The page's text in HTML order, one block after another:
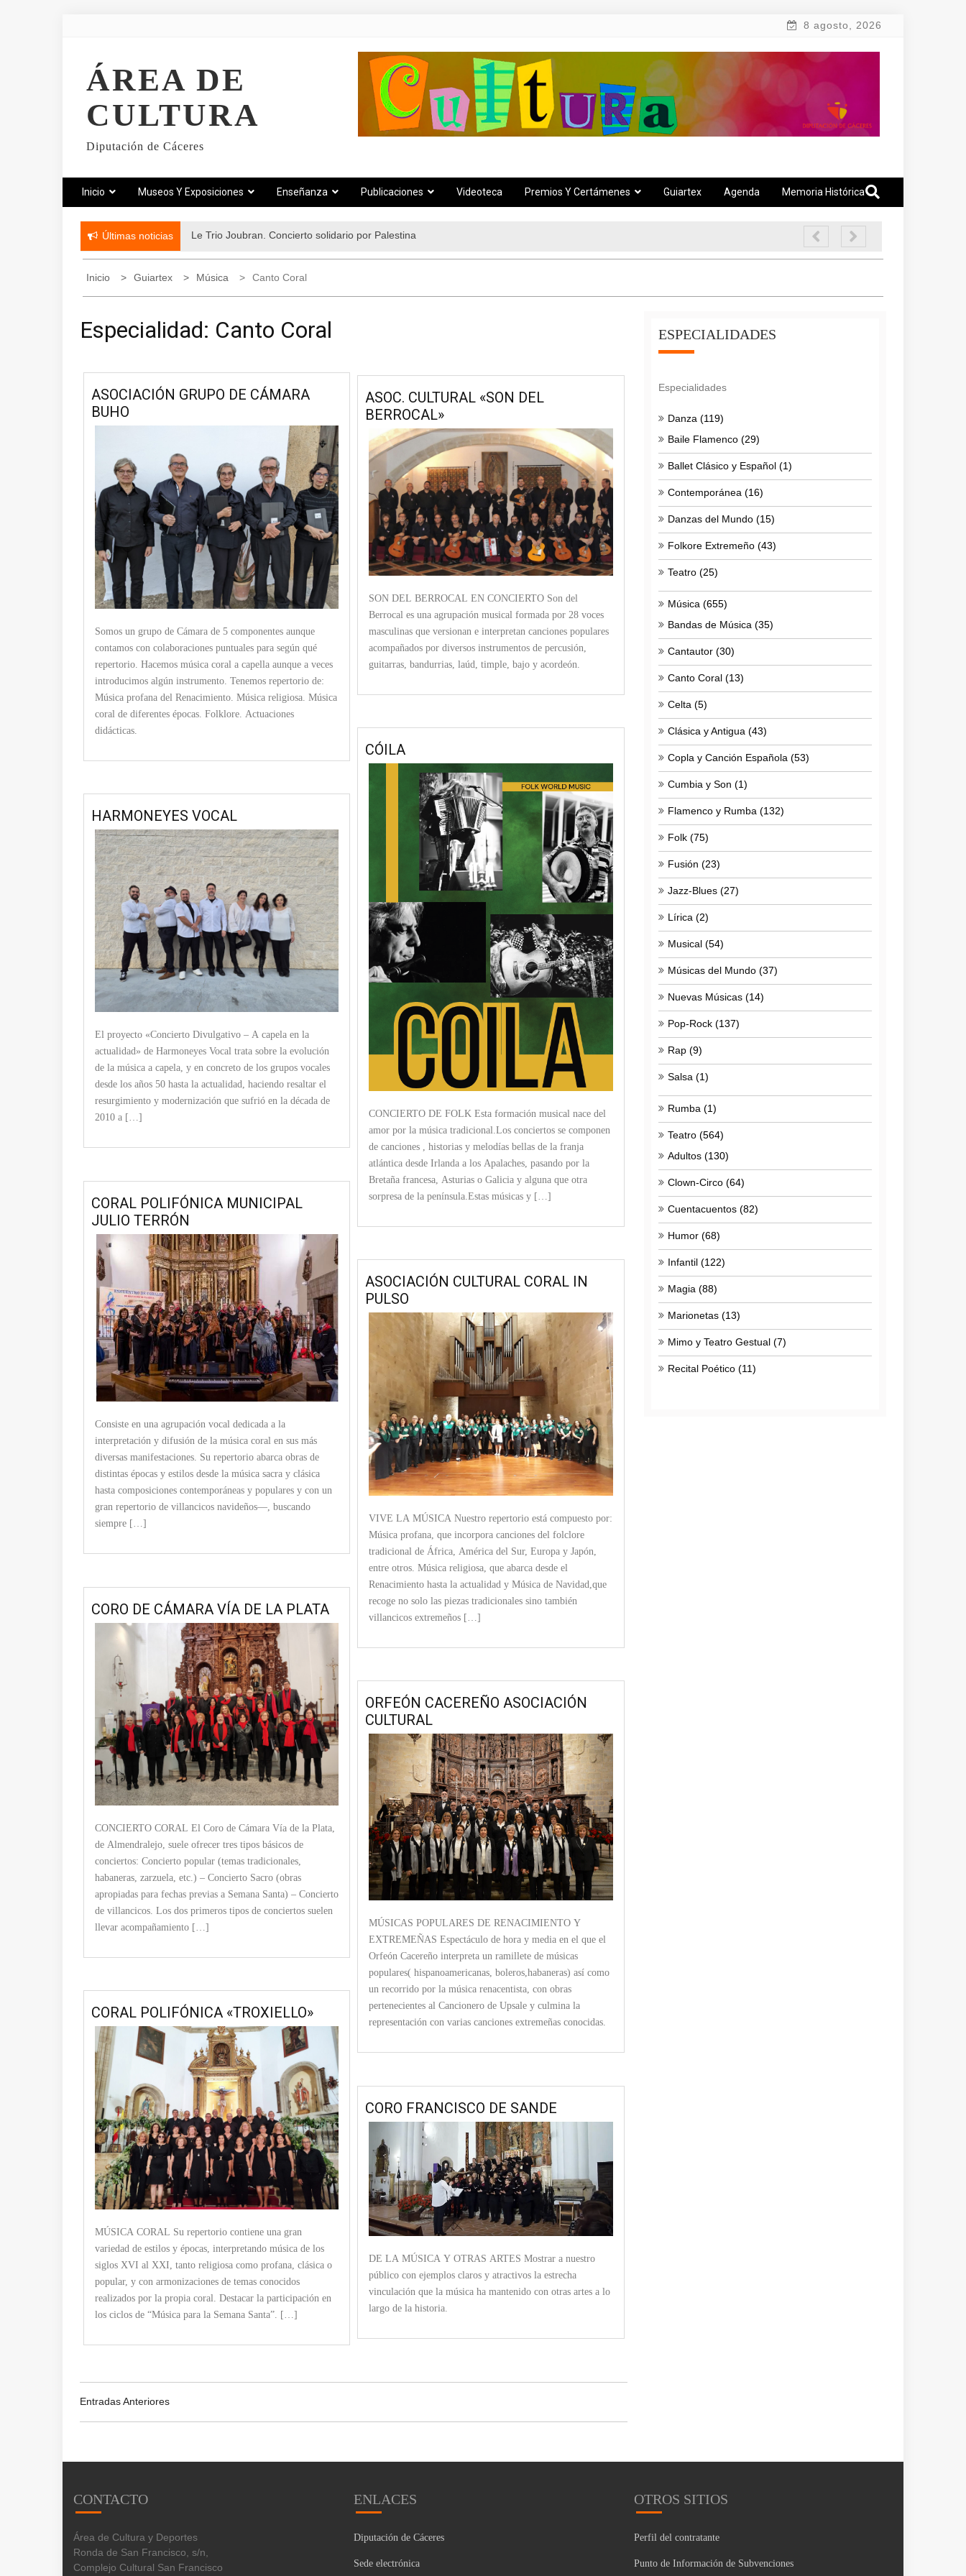
8 agosto, 2026
ÁREA DE
CULTURA
Diputación de Cáceres
Inicio Museos Y Exposiciones Enseñanza Publicaciones Videoteca Premios Y Certámenes Guiartex Agenda Memoria Histórica
Últimas noticias Le Trio Joubran. Concierto solidario por Palestina
Inicio Guiartex Música Canto Coral
Especialidad: Canto Coral
ASOCIACIÓN GRUPO DE CÁMARA
BUHO
Somos un grupo de Cámara de 5 componentes aunque
contamos con colaboraciones puntuales para según qué
repertorio. Hacemos música coral a capella aunque a veces
introducimos algún instrumento. Tenemos repertorio de:
Música profana del Renacimiento. Música religiosa. Música
coral de diferentes épocas. Folklore. Actuaciones
didácticas.
HARMONEYES VOCAL
El proyecto «Concierto Divulgativo – A capela en la
actualidad» de Harmoneyes Vocal trata sobre la evolución
de la música a capela, y en concreto de los grupos vocales
desde los años 50 hasta la actualidad, haciendo resaltar el
resurgimiento y modernización que sufrió en la década de
2010 a […]
CORAL POLIFÓNICA MUNICIPAL
JULIO TERRÓN
Consiste en una agrupación vocal dedicada a la
interpretación y difusión de la música coral en sus más
diversas manifestaciones. Su repertorio abarca obras de
distintas épocas y estilos desde la música sacra y clásica
hasta composiciones contemporáneas y populares y con un
gran repertorio de villancicos navideños—, buscando
siempre […]
CORO DE CÁMARA VÍA DE LA PLATA
CONCIERTO CORAL El Coro de Cámara Vía de la Plata,
de Almendralejo, suele ofrecer tres tipos básicos de
conciertos: Concierto popular (temas tradicionales,
habaneras, zarzuela, etc.) – Concierto Sacro (obras
apropiadas para fechas previas a Semana Santa) – Concierto
de villancicos. Los dos primeros tipos de conciertos suelen
llevar acompañamiento […]
CORAL POLIFÓNICA «TROXIELLO»
MÚSICA CORAL Su repertorio contiene una gran
variedad de estilos y épocas, interpretando música de los
siglos XVI al XXI, tanto religiosa como profana, clásica o
popular, y con armonizaciones de temas conocidos
realizados por la propia coral. Destacar la participación en
los ciclos de “Música para la Semana Santa”. […]
ASOC. CULTURAL «SON DEL
BERROCAL»
SON DEL BERROCAL EN CONCIERTO Son del
Berrocal es una agrupación musical formada por 28 voces
masculinas que versionan e interpretan canciones populares
acompañados por diversos instrumentos de percusión,
guitarras, bandurrias, laúd, timple, bajo y acordeón.
CÓILA
CONCIERTO DE FOLK Esta formación musical nace del
amor por la música tradicional.Los conciertos se componen
de canciones , historias y melodías bellas de la franja
atlántica desde Irlanda a los Apalaches, pasando por la
Bretaña francesa, Asturias o Galicia y alguna que otra
sorpresa de la península.Estas músicas y […]
ASOCIACIÓN CULTURAL CORAL IN
PULSO
VIVE LA MÚSICA Nuestro repertorio está compuesto por:
Música profana, que incorpora canciones del folclore
tradicional de África, América del Sur, Europa y Japón,
entre otros. Música religiosa, que abarca desde el
Renacimiento hasta la actualidad y Música de Navidad,que
recoge no solo las piezas tradicionales sino también
villancicos extremeños […]
ORFEÓN CACEREÑO ASOCIACIÓN
CULTURAL
MÚSICAS POPULARES DE RENACIMIENTO Y
EXTREMEÑAS Espectáculo de hora y media en el que el
Orfeón Cacereño interpreta un ramillete de músicas
populares( hispanoamericanas, boleros,habaneras) así como
un recorrido por la música renacentista, con obras
pertenecientes al Cancionero de Upsale y culmina la
representación con varias canciones extremeñas conocidas.
CORO FRANCISCO DE SANDE
DE LA MÚSICA Y OTRAS ARTES Mostrar a nuestro
público con ejemplos claros y atractivos la estrecha
vinculación que la música ha mantenido con otras artes a lo
largo de la historia.
Entradas Anteriores
ESPECIALIDADES
Especialidades
Danza (119)
Baile Flamenco (29)
Ballet Clásico y Español (1)
Contemporánea (16)
Danzas del Mundo (15)
Folkore Extremeño (43)
Teatro (25)
Música (655)
Bandas de Música (35)
Cantautor (30)
Canto Coral (13)
Celta (5)
Clásica y Antigua (43)
Copla y Canción Española (53)
Cumbia y Son (1)
Flamenco y Rumba (132)
Folk (75)
Fusión (23)
Jazz-Blues (27)
Lírica (2)
Musical (54)
Músicas del Mundo (37)
Nuevas Músicas (14)
Pop-Rock (137)
Rap (9)
Salsa (1)
Rumba (1)
Teatro (564)
Adultos (130)
Clown-Circo (64)
Cuentacuentos (82)
Humor (68)
Infantil (122)
Magia (88)
Marionetas (13)
Mimo y Teatro Gestual (7)
Recital Poético (11)
CONTACTO
Área de Cultura y Deportes
Ronda de San Francisco, s/n,
Complejo Cultural San Francisco
ENLACES
Diputación de Cáceres
Sede electrónica
OTROS SITIOS
Perfil del contratante
Punto de Información de Subvenciones